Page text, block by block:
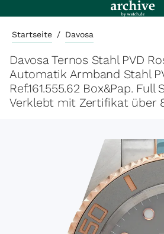
Startseite / Davosa
Davosa Ternos Stahl PVD
Automatik Armband Stahl
Ref.161.555.62 Box&Pap. Full
Verklebt mit Zertifikat über